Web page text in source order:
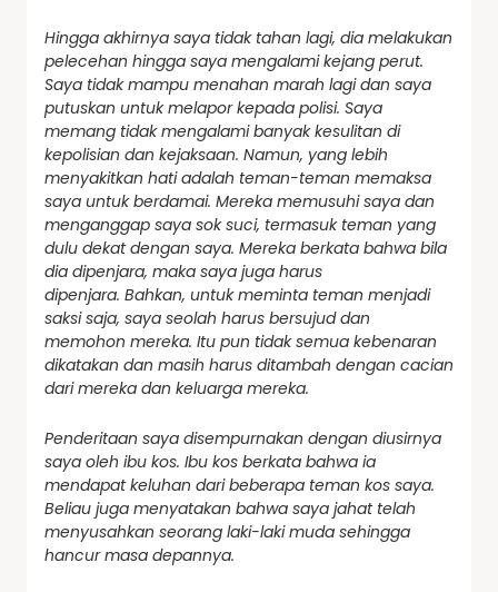
Hingga akhirnya saya tidak tahan lagi, dia melakukan
pelecehan hingga saya mengalami kejang perut.
Saya tidak mampu menahan marah lagi dan saya
putuskan untuk melapor kepada polisi. Saya
memang tidak mengalami banyak kesulitan di
kepolisian dan kejaksaan. Namun, yang lebih
menyakitkan hati adalah teman-teman memaksa
saya untuk berdamai. Mereka memusuhi saya dan
menganggap saya sok suci, termasuk teman yang
dulu dekat dengan saya. Mereka berkata bahwa bila
dia dipenjara, maka saya juga harus
dipenjara. Bahkan, untuk meminta teman menjadi
saksi saja, saya seolah harus bersujud dan
memohon mereka. Itu pun tidak semua kebenaran
dikatakan dan masih harus ditambah dengan cacian
dari mereka dan keluarga mereka.
Penderitaan saya disempurnakan dengan diusirnya
saya oleh ibu kos. Ibu kos berkata bahwa ia
mendapat keluhan dari beberapa teman kos saya.
Beliau juga menyatakan bahwa saya jahat telah
menyusahkan seorang laki-laki muda sehingga
hancur masa depannya.